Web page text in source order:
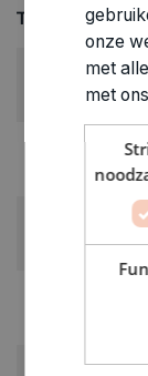
Technische
onze
met
met